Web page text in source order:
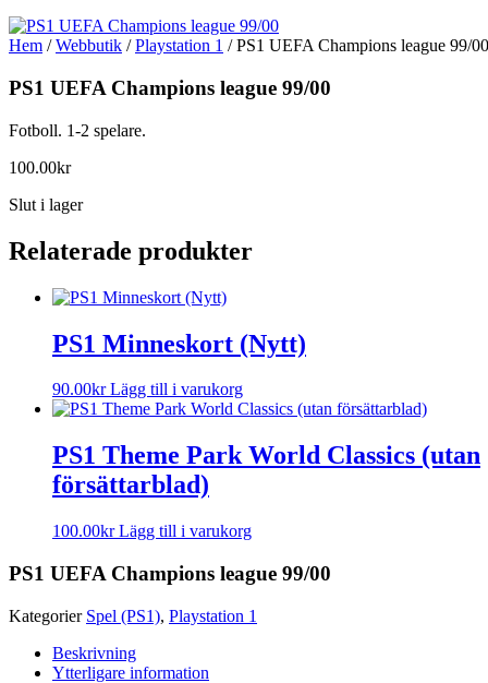
Hem /Webbutik /Playstation 1 / PS1 UEFA Champions league 99/00
PS1 UEFA Champions league 99/00
Fotboll. 1-2 spelare.
100.00kr
Slut i lager
Relaterade produkter
PS1 Minneskort (Nytt)
90.00kr Lägg till i varukorg
PS1 Theme Park World Classics (utan
försättarblad)
100.00kr Lägg till i varukorg
PS1 UEFA Champions league 99/00
Kategorier Spel (PS1), Playstation 1
Beskrivning
Ytterligare information